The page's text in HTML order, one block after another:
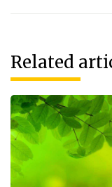
Related